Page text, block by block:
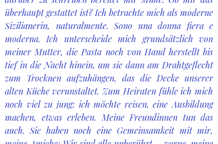
überhaupt gestattet ist? Ich betrachte mich als moderne
Sizilianerin, naturalmente. Sono una donna fiera e
moderna. Ich unterscheide mich grundsätzlich von
meiner Mutter, die Pasta noch von Hand herstellt bis
tief in die Nacht hinein, um sie dann am Drahtgeflecht
zum Trocknen aufzuhängen, das die Decke unserer
alten Küche verunstaltet. Zum Heiraten fühle ich mich
noch viel zu jung; ich möchte reisen, eine Ausbildung
machen, etwas erleben. Meine Freundinnen tun das
auch. Sie haben noch eine Gemeinsamkeit mit mir,